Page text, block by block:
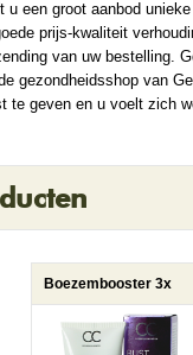
een groot aanbod
prijs-kwaliteit
van uw bestelling.
gezondheidsshop van
te geven en u voelt zich
Boezembooster 3x